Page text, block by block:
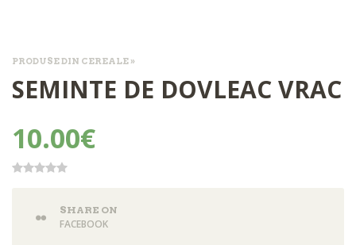
PRODUSE DIN CEREALE »
SEMINTE DE DOVLEAC VRAC
10.00€
SHARE ON
FACEBOOK